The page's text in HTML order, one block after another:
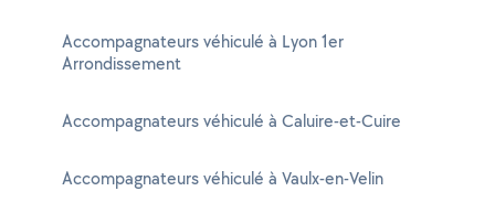
Accompagnateurs véhiculé à Lyon 1er
Arrondissement
Accompagnateurs véhiculé à Caluire-et-Cuire
Accompagnateurs véhiculé à Vaulx-en-Velin